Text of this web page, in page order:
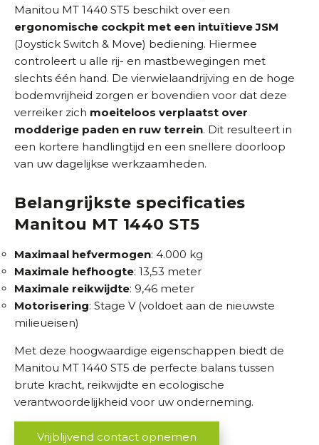
Manitou MT 1440 ST5 beschikt over een
ergonomische cockpit met een intuïtieve JSM
(Joystick Switch & Move) bediening. Hiermee
controleert u alle rij- en mastbewegingen met
slechts één hand. De vierwielaandrijving en de hoge
bodemvrijheid zorgen er bovendien voor dat deze
verreiker zich moeiteloos verplaatst over
modderige paden en ruw terrein. Dit resulteert in
een kortere handlingtijd en een snellere doorloop
van uw dagelijkse werkzaamheden.
Belangrijkste specificaties
Manitou MT 1440 ST5
Maximaal hefvermogen: 4.000 kg
Maximale hefhoogte: 13,53 meter
Maximale reikwijdte: 9,46 meter
Motorisering: Stage V (voldoet aan de nieuwste
milieueisen)
Met deze hoogwaardige eigenschappen biedt de
Manitou MT 1440 ST5 de perfecte balans tussen
brute kracht, reikwijdte en ecologische
verantwoordelijkheid voor uw onderneming.
Vrijblijvend contact opnemen